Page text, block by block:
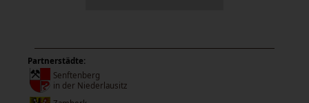
Partnerstädte:
Senftenberg
in der Niederlausitz